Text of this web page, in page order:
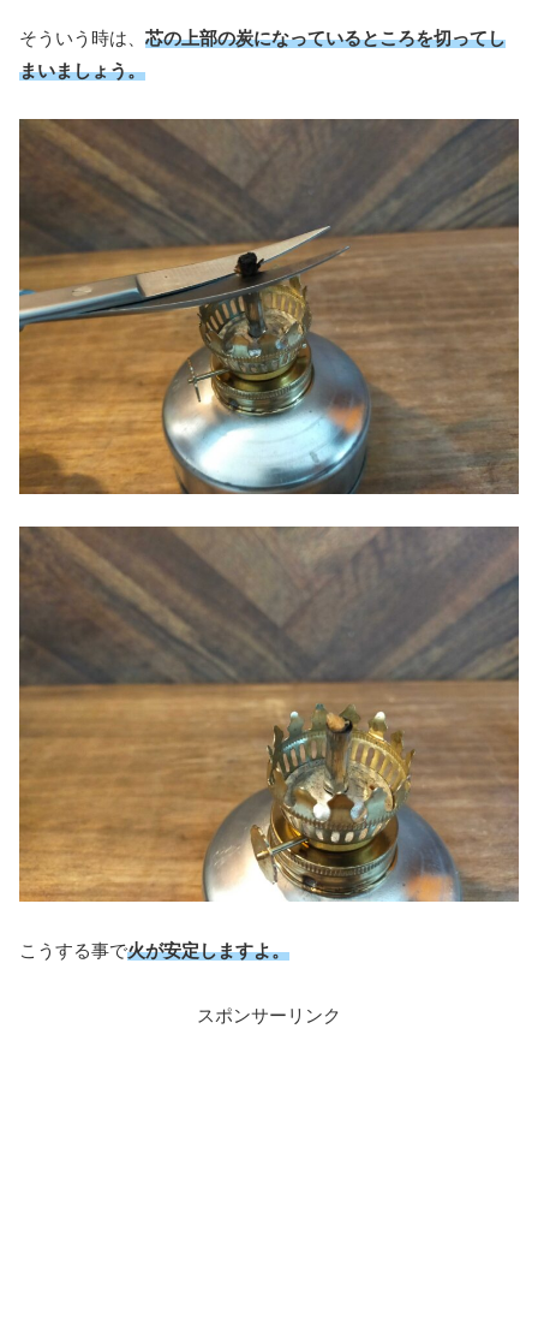
そういう時は、 芯の上部の炭になっているところを切ってし
まいましょう。
こうする事で火が安定しますよ。
スポンサーリンク